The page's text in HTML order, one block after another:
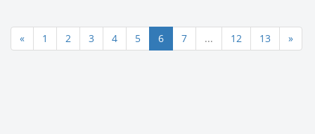
« 1 2 3 4 5 6(aktuální)
7 ... 12 13 »